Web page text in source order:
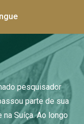
pesquisador
parte de sua
na Suíça. Ao longo